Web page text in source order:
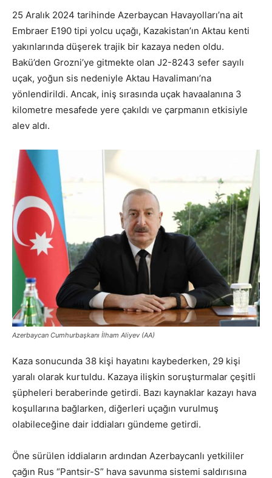
25 Aralık 2024 tarihinde Azerbaycan Havayolları’na ait
Embraer E190 tipi yolcu uçağı, Kazakistan’ın Aktau kenti
yakınlarında düşerek trajik bir kazaya neden oldu.
Bakü’den Grozni’ye gitmekte olan J2-8243 sefer sayılı
uçak, yoğun sis nedeniyle Aktau Havalimanı’na
yönlendirildi. Ancak, iniş sırasında uçak havaalanına 3
kilometre mesafede yere çakıldı ve çarpmanın etkisiyle
alev aldı.
Azerbaycan Cumhurbaşkanı İlham Aliyev (AA)
Kaza sonucunda 38 kişi hayatını kaybederken, 29 kişi
yaralı olarak kurtuldu. Kazaya ilişkin soruşturmalar çeşitli
şüpheleri beraberinde getirdi. Bazı kaynaklar kazayı hava
koşullarına bağlarken, diğerleri uçağın vurulmuş
olabileceğine dair iddiaları gündeme getirdi.
Öne sürülen iddiaların ardından Azerbaycanlı yetkililer
çağın Rus “Pantsir-S” hava savunma sistemi saldırısına